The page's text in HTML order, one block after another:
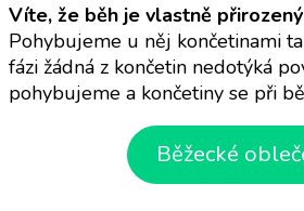
Víte, že běh je vlastně
Pohybujeme u něj končetinami
fázi žádná z končetin nedotýká
pohybujeme a končetiny se při
Běžecké